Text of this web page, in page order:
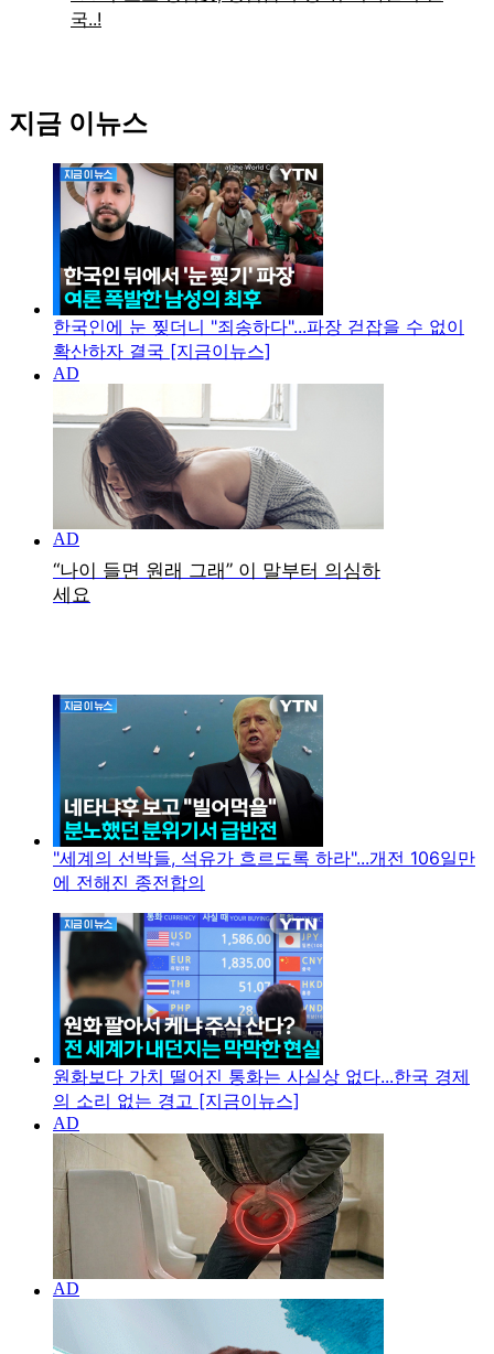
지금 이뉴스
한국인에 눈 찢더니 "죄송하다"...파장 걷잡을 수 없이
확산하자 결국 [지금이뉴스]
"세계의 선박들, 석유가 흐르도록 하라"...개전 106일만
에 전해진 종전합의
원화보다 가치 떨어진 통화는 사실상 없다...한국 경제
의 소리 없는 경고 [지금이뉴스]